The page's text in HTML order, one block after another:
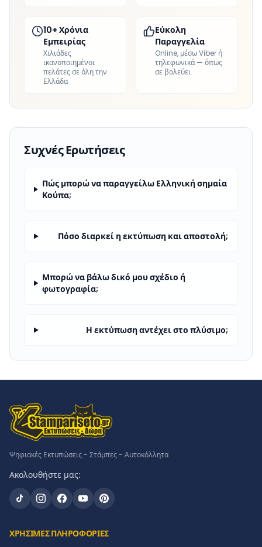
10+ Χρόνια
Εμπειρίας
Χιλιάδες
ικανοποιημένοι
πελάτες σε όλη την
Ελλάδα
Εύκολη
Παραγγελία
Online, μέσω Viber ή
τηλεφωνικά — όπως
σε βολεύει
Συχνές Ερωτήσεις
Πώς μπορώ να παραγγείλω Ελληνική σημαία
Κούπα;
Πόσο διαρκεί η εκτύπωση και αποστολή;
Μπορώ να βάλω δικό μου σχέδιο ή
φωτογραφία;
Η εκτύπωση αντέχει στο πλύσιμο;
Ψηφιακές Εκτυπώσεις - Στάμπες - Αυτοκόλλητα
Ακολουθήστε μας:
ΧΡΗΣΙΜΕΣ ΠΛΗΡΟΦΟΡΙΕΣ